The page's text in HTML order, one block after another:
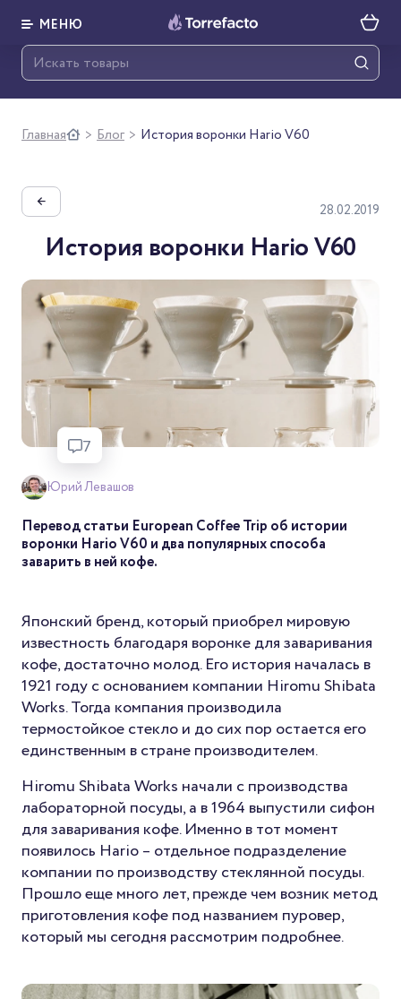
МЕНЮ
Главная > Блог > История воронки Hario V60
← 28.02.2019
История воронки Hario V60
7
Юрий Левашов
Перевод статьи European Coffee Trip об истории
воронки Hario V60 и два популярных способа
заварить в ней кофе.
Японский бренд, который приобрел мировую
известность благодаря воронке для заваривания
кофе, достаточно молод. Его история началась в
1921 году с основанием компании Hiromu Shibata
Works. Тогда компания производила
термостойкое стекло и до сих пор остается его
единственным в стране производителем.
Hiromu Shibata Works начали с производства
лабораторной посуды, а в 1964 выпустили сифон
для заваривания кофе. Именно в тот момент
появилось Hario – отдельное подразделение
компании по производству стеклянной посуды.
Прошло еще много лет, прежде чем возник метод
приготовления кофе под названием пуровер,
который мы сегодня рассмотрим подробнее.